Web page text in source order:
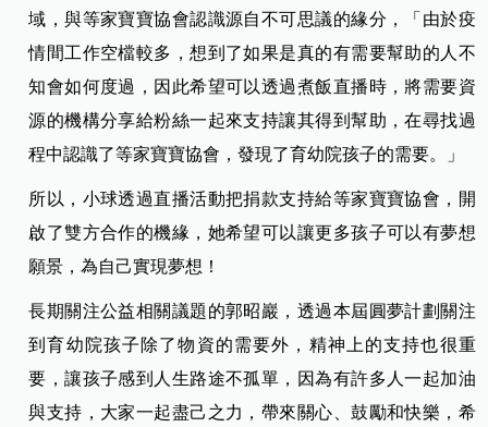
域，與等家寶寶協會認識源自不可思議的緣分，「由於疫
情間工作空檔較多，想到了如果是真的有需要幫助的人不
知會如何度過，因此希望可以透過煮飯直播時，將需要資
源的機構分享給粉絲一起來支持讓其得到幫助，在尋找過
程中認識了等家寶寶協會，發現了育幼院孩子的需要。」
所以，小球透過直播活動把捐款支持給等家寶寶協會，開
啟了雙方合作的機緣，她希望可以讓更多孩子可以有夢想
願景，為自己實現夢想！
長期關注公益相關議題的郭昭巖，透過本屆圓夢計劃關注
到育幼院孩子除了物資的需要外，精神上的支持也很重
要，讓孩子感到人生路途不孤單，因為有許多人一起加油
與支持，大家一起盡己之力，帶來關心、鼓勵和快樂，希